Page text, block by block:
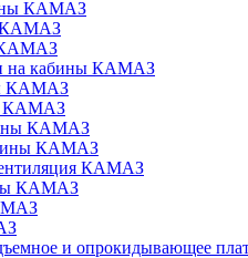
КАМАЗ
КАМАЗ
КАМАЗ
на кабины КАМАЗ
КАМАЗ
КАМАЗ
КАМАЗ
КАМАЗ
КАМАЗ
КАМАЗ
и опрокидывающее